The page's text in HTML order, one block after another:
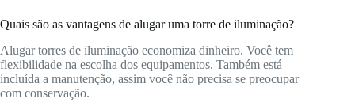
Quais são as vantagens de alugar uma torre de iluminação?
Alugar torres de iluminação economiza dinheiro. Você tem
flexibilidade na escolha dos equipamentos. Também está
incluída a manutenção, assim você não precisa se preocupar
com conservação.